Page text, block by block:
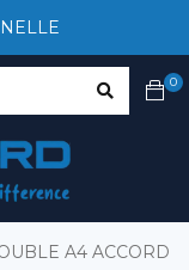
0
A4 ACCORD